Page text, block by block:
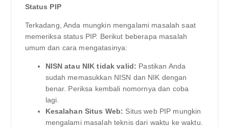
Status PIP
Terkadang, Anda mungkin mengalami masalah saat
memeriksa status PIP. Berikut beberapa masalah
umum dan cara mengatasinya:
NISN atau NIK tidak valid: Pastikan Anda
sudah memasukkan NISN dan NIK dengan
benar. Periksa kembali nomornya dan coba
lagi.
Kesalahan Situs Web: Situs web PIP mungkin
mengalami masalah teknis dari waktu ke waktu.